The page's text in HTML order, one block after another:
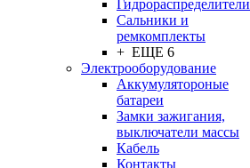
Гидрораспределители
Сальники и
ремкомплекты
+ ЕЩЕ 6
Электрооборудование
Аккумулятороные
батареи
Замки зажигания,
выключатели массы
Кабель
Контакты